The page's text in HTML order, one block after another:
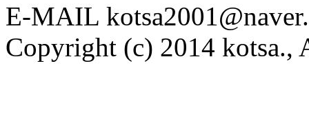
E-MAIL
Copyright (c) 2014 kotsa.,